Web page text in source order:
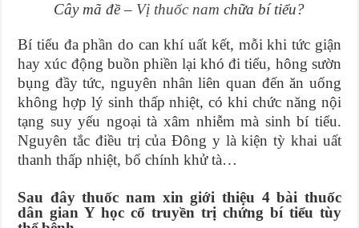
Cây mã đề – Vị thuốc nam chữa bí tiểu?
Bí tiểu đa phần do can khí uất kết, mỗi khi tức giận
hay xúc động buồn phiền lại khó đi tiểu, hông sườn
bụng đầy tức, nguyên nhân liên quan đến ăn uống
không hợp lý sinh thấp nhiệt, có khi chức năng nội
tạng suy yếu ngoại tà xâm nhiễm mà sinh bí tiểu.
Nguyên tắc điều trị của Ðông y là kiện tỳ khai uất
thanh thấp nhiệt, bổ chính khử tà…
Sau đây thuốc nam xin giới thiệu 4 bài thuốc
dân gian Y học cổ truyền trị chứng bí tiểu tùy